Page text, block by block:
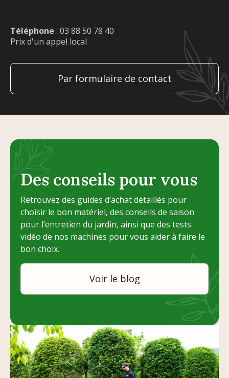
Téléphone : 03 88 50 78 40
Prix d'un appel local
Par formulaire de contact
Des conseils pour vous
Retrouvez des guides d’achat détaillés pour
choisir le bon matériel, des conseils de saison
pour l’entretien du jardin, ainsi que des tests
vidéo de nos machines pour vous aider à faire le
bon choix.
Voir le blog